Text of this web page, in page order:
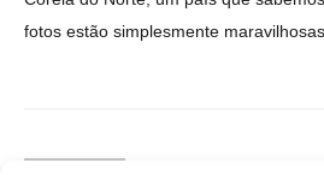
fotos estão simplesmente maravilhosas.